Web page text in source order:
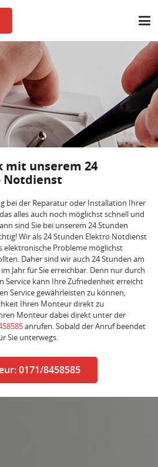
mit unserem 24
Notdienst
bei der Reparatur oder Installation Ihrer
alles auch noch möglichst schnell und
sind Sie bei unserem 24 Stunden
Wir als 24 Stunden Elektro Notdienst
elektronische Probleme möglichst
Daher sind wir auch 24 Stunden am
Jahr für Sie erreichbar. Denn nur durch
Service kann Ihre Zufriedenheit erreicht
Service gewährleisten zu können,
Ihren Monteur direkt zu
Monteur dabei direkt unter der
anrufen. Sobald der Anruf beendet
Sie unterwegs.
0171/8458585